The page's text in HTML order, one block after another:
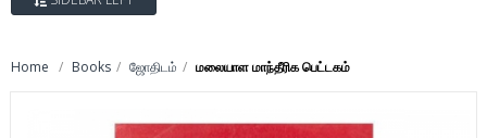
Home Books ஜோதிடம் மலையாள மாந்தீரிக பெட்டகம்